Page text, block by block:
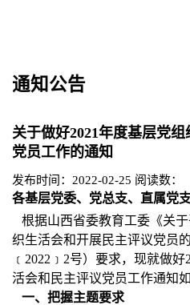
通知公告
关于做好2021年度基层党
党员工作的通知
发布时间：2022-02-25 阅读数：
各基层党委、党总支、直属党支
根据山西省委教育工委《关
织生活会和开展民主评议党员
﹝2022﹞2号）要求，现就做
活会和民主评议党员工作通知如
一、把握主题要求